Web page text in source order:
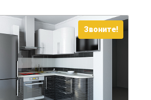
Звоните!